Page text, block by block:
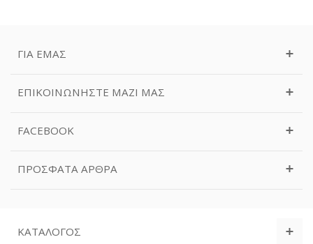
ΓΙΑ ΕΜΆΣ
ΕΠΙΚΟΙΝΩΝΉΣΤΕ ΜΑΖΊ ΜΑΣ
FACEBOOK
ΠΡΌΣΦΑΤΑ ΆΡΘΡΑ
ΚΑΤΆΛΟΓΟΣ